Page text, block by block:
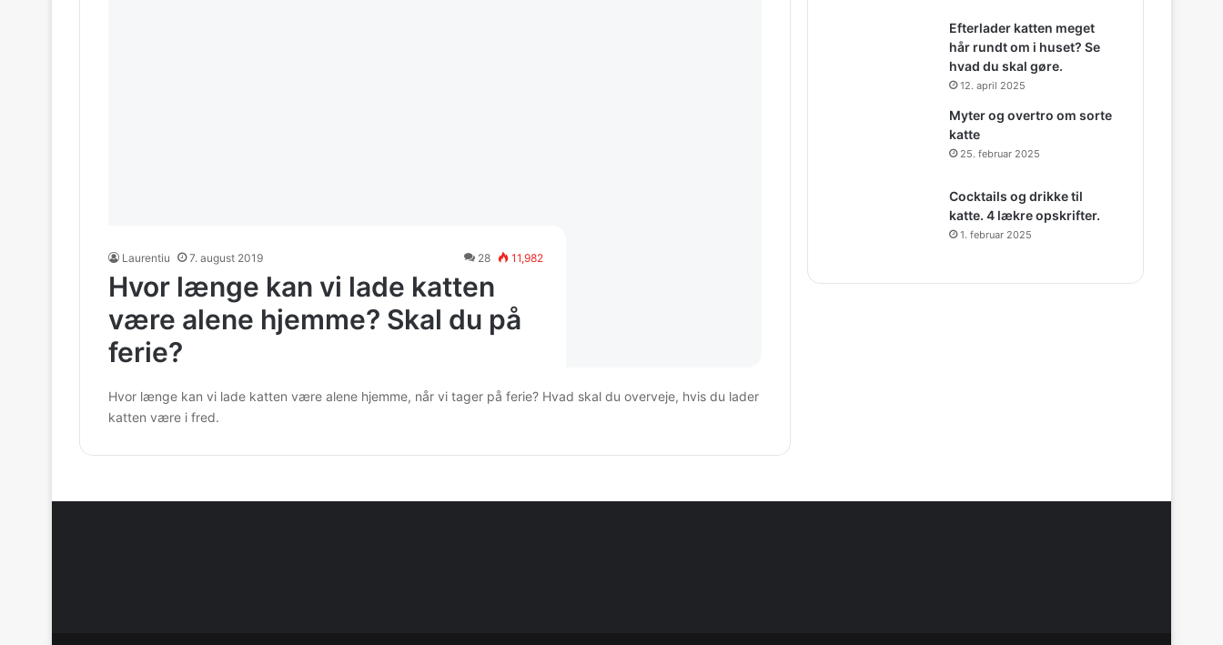
Laurentiu 7. august 2019 28 11,982
Hvor længe kan vi lade katten
være alene hjemme? Skal du på
ferie?
Hvor længe kan vi lade katten være alene hjemme, når vi tager på ferie? Hvad skal du overveje, hvis du lader
katten være i fred.
Efterlader katten meget
hår rundt om i huset? Se
hvad du skal gøre.
12. april 2025
Myter og overtro om sorte
katte
25. februar 2025
Cocktails og drikke til
katte. 4 lækre opskrifter.
1. februar 2025